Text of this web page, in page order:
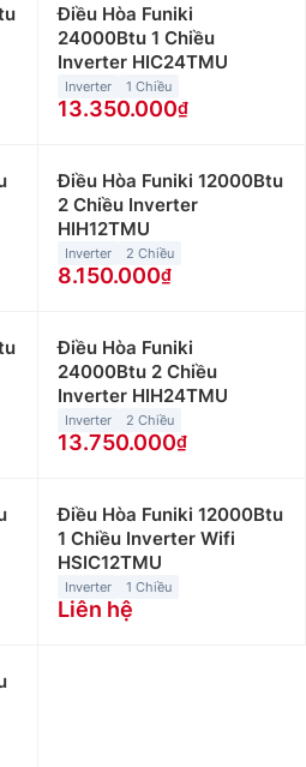
Điều Hòa Funiki
24000Btu 1 Chiều
Inverter HIC24TMU
Inverter 1 Chiều
13.350.000
Điều Hòa Funiki 12000Btu
2 Chiều Inverter
HIH12TMU
Inverter 2 Chiều
8.150.000
Điều Hòa Funiki
24000Btu 2 Chiều
Inverter HIH24TMU
Inverter 2 Chiều
13.750.000
Điều Hòa Funiki 12000Btu
1 Chiều Inverter Wifi
HSIC12TMU
Inverter 1 Chiều
Liên hệ